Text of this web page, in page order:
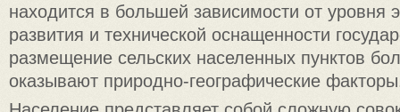
находится в большей зависимости от уровня
развития и технической оснащенности
размещение сельских населенных пунктов
оказывают природно-географические